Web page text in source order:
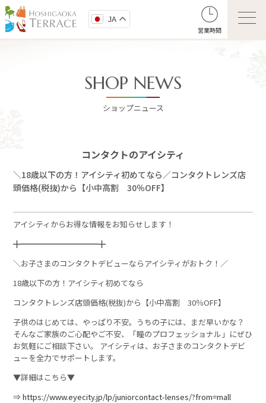
JA
営業時間
SHOP NEWS
ショップニュース
コンタクトのアイシティ
＼18歳以下の方！アイシティ初めてなら／コンタクトレンズ店
頭価格(税抜)から【小中高割 30％OFF】
アイシティからお得な情報をお知らせします！
╋━━━━━━━━━━╋
＼お子さまのコンタクトデビューならアイシティがおトク！／
18歳以下の方！アイシティ初めてなら
コンタクトレンズ店頭価格(税抜)から【小中高割 30％OFF】
子供のはじめては、やっぱり不安。うちの子には、まだ早いかな？
そんなご家族のご心配やご不安、「瞳のプロフェッショナル」にぜひ
お気軽にご相談下さい。 アイシティは、お子さまのコンタクトデビ
ューを全力でサポートします。
▼詳細はこちら▼
⇒https://www.eyecity.jp/lp/juniorcontact-lenses/?from=mall